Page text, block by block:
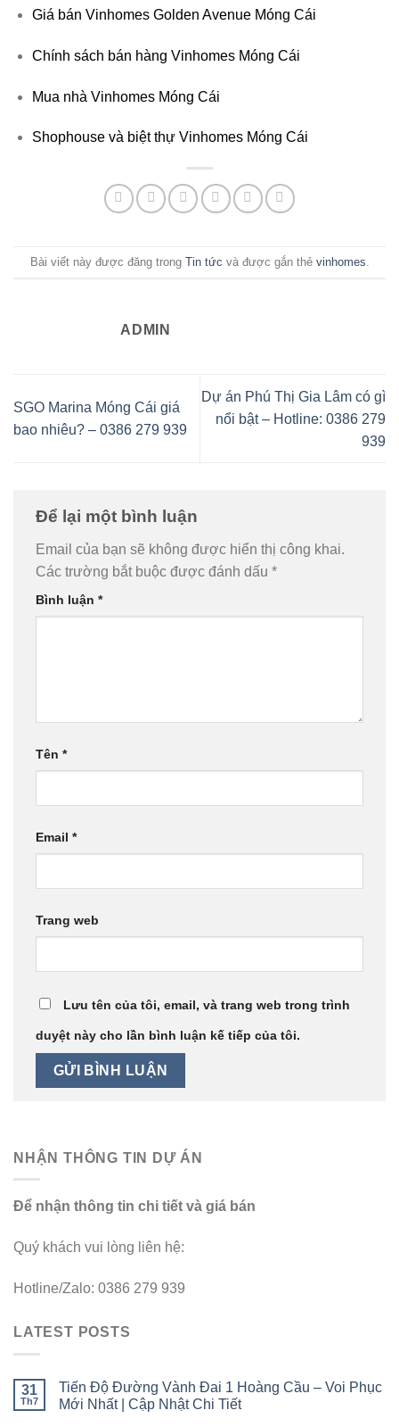
Giá bán Vinhomes Golden Avenue Móng Cái
Chính sách bán hàng Vinhomes Móng Cái
Mua nhà Vinhomes Móng Cái
Shophouse và biệt thự Vinhomes Móng Cái
Bài viết này được đăng trong Tin tức và được gắn thẻ vinhomes
ADMIN
SGO Marina Móng Cái giá
bao nhiêu? – 0386 279 939
Dự án Phú Thị Gia Lâm có gì
nổi bật – Hotline: 0386 279
939
Để lại một bình luận
Email của bạn sẽ không được hiển thị công khai.
Các trường bắt buộc được đánh dấu *
Bình luận *
Tên *
Email *
Trang web
Lưu tên của tôi, email, và trang web trong trình
duyệt này cho lần bình luận kế tiếp của tôi.
NHẬN THÔNG TIN DỰ ÁN
Để nhận thông tin chi tiết và giá bán
Quý khách vui lòng liên hệ:
Hotline/Zalo: 0386 279 939
LATEST POSTS
31
Th7
Tiến Độ Đường Vành Đai 1 Hoàng Cầu – Voi Phục
Mới Nhất | Cập Nhật Chi Tiết